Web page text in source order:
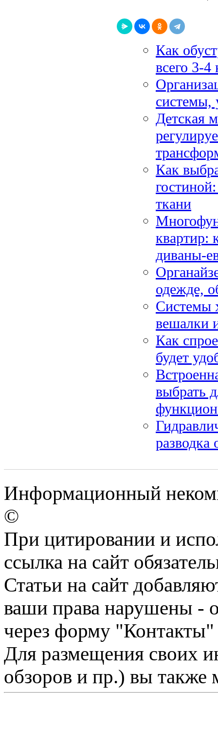
Как
всего 3-4
системы,
Детская
Как
ткани
квартир:
диваны-
одежде,
Системы
вешалки
Как
будет
выбрать
Информационный
©
При цитировании и
ссылка на сайт
Статьи на сайт
ваши права нарушены -
через форму "Контакты"
Для размещения своих
обзоров и пр.) вы также